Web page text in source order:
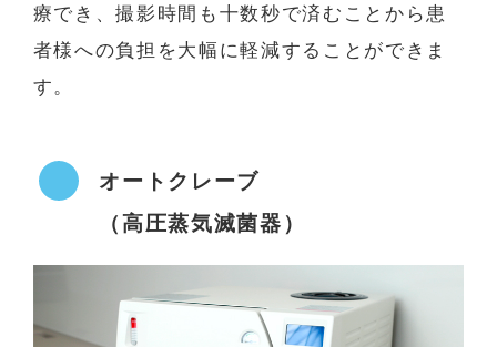
療でき、撮影時間も十数秒で済むことから患
者様への負担を大幅に軽減することができま
す。
オートクレーブ
（高圧蒸気滅菌器）